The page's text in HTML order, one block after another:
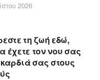
2026
τη ζωή εδώ,
έχετε τον νου σας
καρδιά σας στους